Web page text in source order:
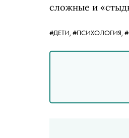
сложные и
#ДЕТИ, #ПСИХОЛОГИЯ,